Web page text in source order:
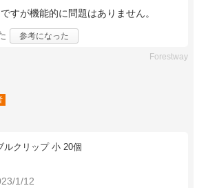
すが機能的に問題はありません。
参考になった
Forestway
ルクリップ 小 20個
1/12